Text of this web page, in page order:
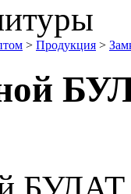
> Продукция >